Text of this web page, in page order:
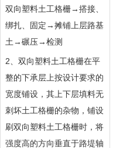
双向塑料土工格栅→搭接、
绑扎、固定→摊铺上层路基
土→碾压→检测
2、双向塑料土工格栅在平
整的下承层上按设计要求的
宽度铺设，其上下层填料无
刺坏土工格栅的杂物，铺设
刷双向塑料土工格栅时，将
强度高的方向垂直于路堤轴